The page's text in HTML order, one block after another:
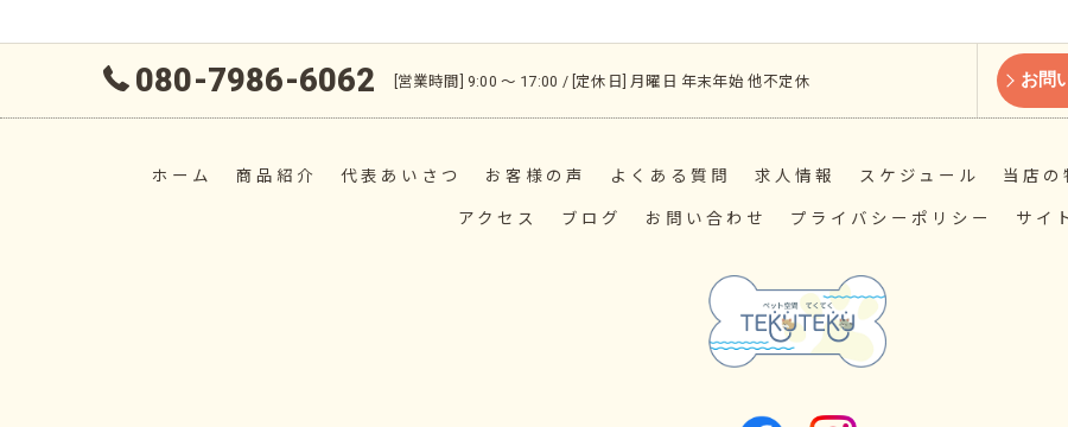
080-7986-6062 [営業時間] 9:00 〜 17:00 / [定休日] 月曜日 年末年始 他不定休 お問
ホーム 商品紹介 代表あいさつ お客様の声 よくある質問 求人情報 スケジュール 当店の
アクセス ブログ お問い合わせ プライバシーポリシー サイ